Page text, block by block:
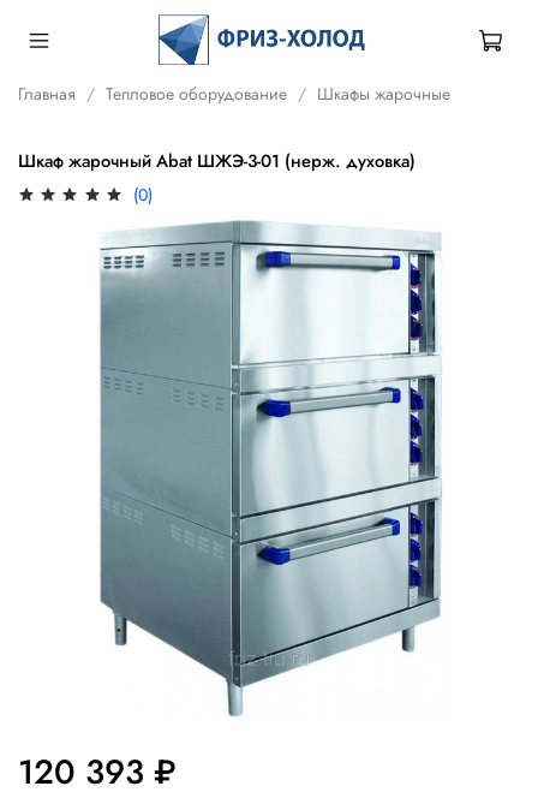
Главная Тепловое оборудование Шкафы жарочные
Шкаф жарочный Abat ШЖЭ-3-01 (нерж. духовка)
(0)
120 393 ₽